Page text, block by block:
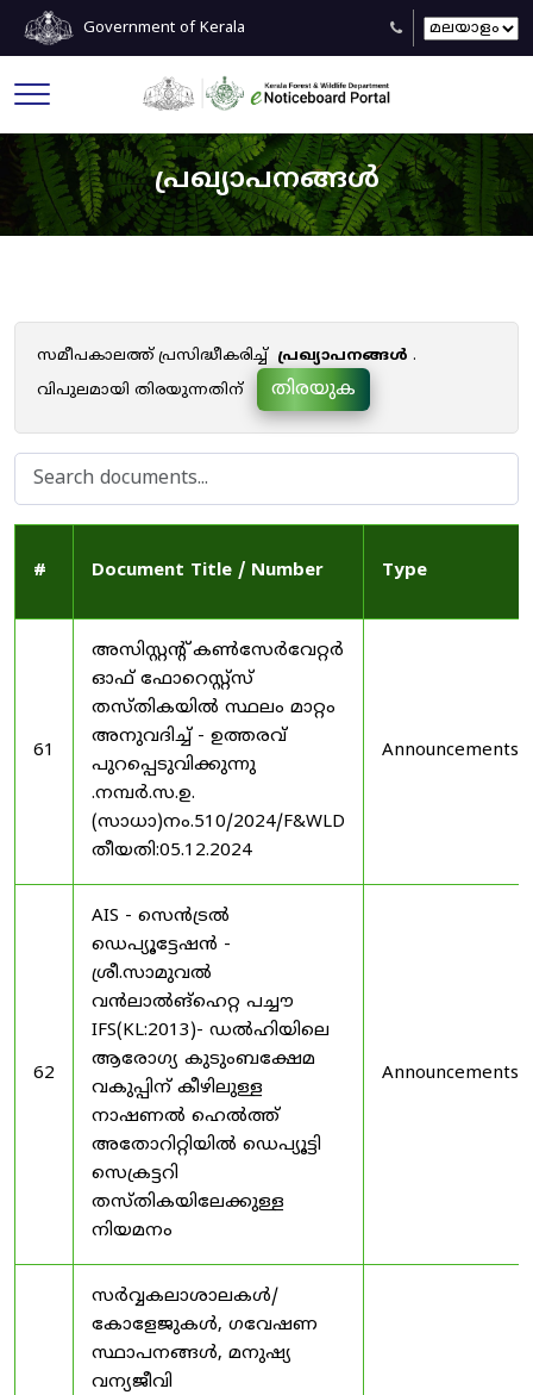
Government of Kerala
പ്രഖ്യാപനങ്ങൾ
സമീപകാലത്ത് പ്രസിദ്ധീകരിച്ച് പ്രഖ്യാപനങ്ങൾ .
വിപുലമായി തിരയുന്നതിന്
തിരയുക
# Document Title / Number Type
61
അസിസ്റ്റന്റ് കൺസേർവേറ്റർ
ഓഫ് ഫോറെസ്റ്റ്സ്
തസ്തികയിൽ സ്ഥലം മാറ്റം
അനുവദിച്ച് - ഉത്തരവ്
പുറപ്പെടുവിക്കുന്നു
.നമ്പർ.സ.ഉ.
(സാധാ)നം.510/2024/F&WLD
തീയതി:05.12.2024
Announcements
62
AIS - സെൻട്രൽ
ഡെപ്യൂട്ടേഷൻ -
ശ്രീ.സാമുവൽ
വൻലാൽങ്‌ഹെറ്റ പച്ചൗ
IFS(KL:2013)- ഡൽഹിയിലെ
ആരോഗ്യ കുടുംബക്ഷേമ
വകുപ്പിന് കീഴിലുള്ള
നാഷണൽ ഹെൽത്ത്
അതോറിറ്റിയിൽ ഡെപ്യൂട്ടി
സെക്രട്ടറി
തസ്തികയിലേക്കുള്ള
നിയമനം
Announcements
സർവ്വകലാശാലകൾ/
കോളേജുകൾ, ഗവേഷണ
സ്ഥാപനങ്ങൾ, മനുഷ്യ
വന്യജീവി